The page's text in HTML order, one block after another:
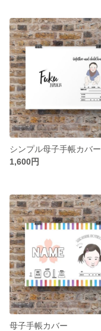
シンプル母子手帳カバー
1,600円
母子手帳カバー